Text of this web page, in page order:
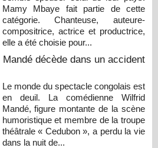
Mamy Mbaye fait partie de cette
catégorie. Chanteuse, auteure-
compositrice, actrice et productrice,
elle a été choisie pour...
décède dans un accident
Le monde du spectacle congolais est
en deuil. La comédienne Wilfrid
Mandé, figure montante de la scène
humoristique et membre de la troupe
théâtrale « Cedubon », a perdu la vie
dans la nuit de...